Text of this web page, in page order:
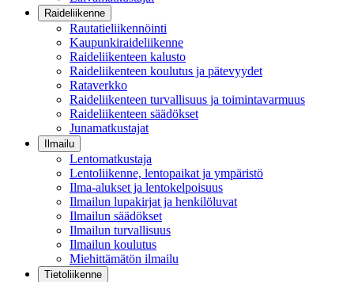
Raideliikenne
Rautatieliikennöinti
Kaupunkiraideliikenne
Raideliikenteen kalusto
Raideliikenteen koulutus ja pätevyydet
Rataverkko
Raideliikenteen turvallisuus ja toimintavarmuus
Raideliikenteen säädökset
Junamatkustajat
Ilmailu
Lentomatkustaja
Lentoliikenne, lentopaikat ja ympäristö
Ilma-alukset ja lentokelpoisuus
Ilmailun lupakirjat ja henkilöluvat
Ilmailun säädökset
Ilmailun turvallisuus
Ilmailun koulutus
Miehittämätön ilmailu
Tietoliikenne